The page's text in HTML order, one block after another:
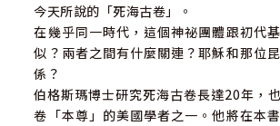
今天所說的「死海古卷」。
在幾乎同一時代，這個神祕團體跟初代
似？兩者之間有什麼關連？耶穌和那位
係？
伯格斯瑪博士研究死海古卷長達20年，
卷「本尊」的美國學者之一。他將在本